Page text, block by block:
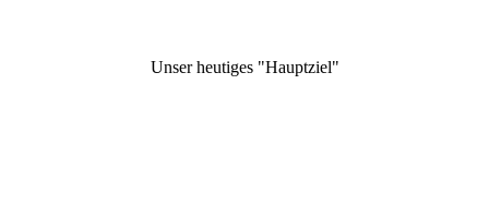
Unser heutiges "Hauptziel"